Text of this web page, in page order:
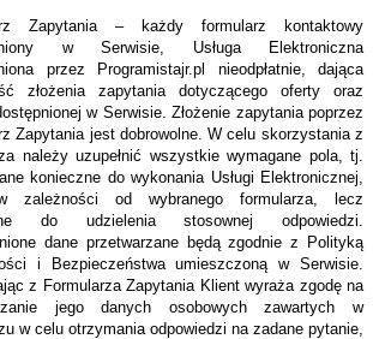
Zapytania – każdy formularz kontaktowy
w Serwisie, Usługa Elektroniczna
przez Programistajr.pl nieodpłatnie, dająca
złożenia zapytania dotyczącego oferty oraz
w Serwisie. Złożenie zapytania poprzez
Zapytania jest dobrowolne. W celu skorzystania z
należy uzupełnić wszystkie wymagane pola, tj.
konieczne do wykonania Usługi Elektronicznej,
zależności od wybranego formularza, lecz
do udzielenia stosownej odpowiedzi.
dane przetwarzane będą zgodnie z Polityką
i Bezpieczeństwa umieszczoną w Serwisie.
z Formularza Zapytania Klient wyraża zgodę na
jego danych osobowych zawartych w
w celu otrzymania odpowiedzi na zadane pytanie,